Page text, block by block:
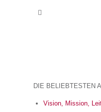
DIE BELIEBTESTEN
Vision, Mission,